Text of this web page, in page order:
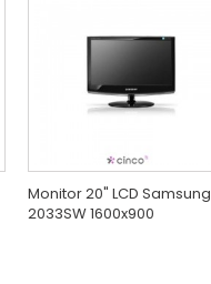
Monitor 20" LCD Samsung
2033SW 1600x900